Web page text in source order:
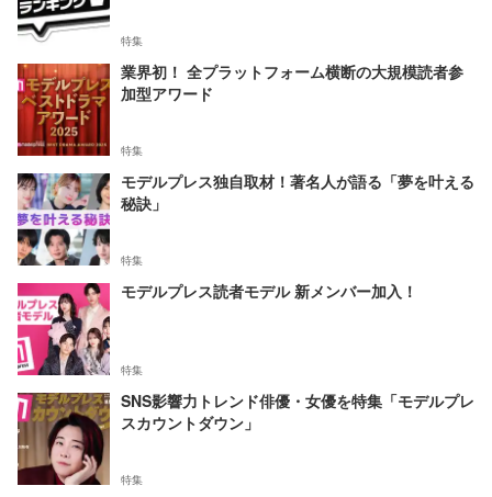
特集
業界初！ 全プラットフォーム横断の大規模読者参
加型アワード
特集
モデルプレス独自取材！著名人が語る「夢を叶える
秘訣」
特集
モデルプレス読者モデル 新メンバー加入！
特集
SNS影響力トレンド俳優・女優を特集「モデルプレ
スカウントダウン」
特集